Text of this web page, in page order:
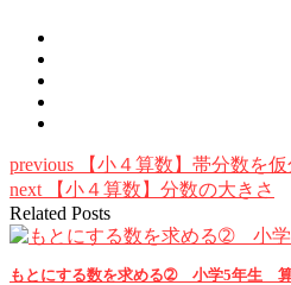
previous 【小４算数】帯分数を
next 【小４算数】分数の大きさ
Related Posts
もとにする数を求める➁ 小学5年生